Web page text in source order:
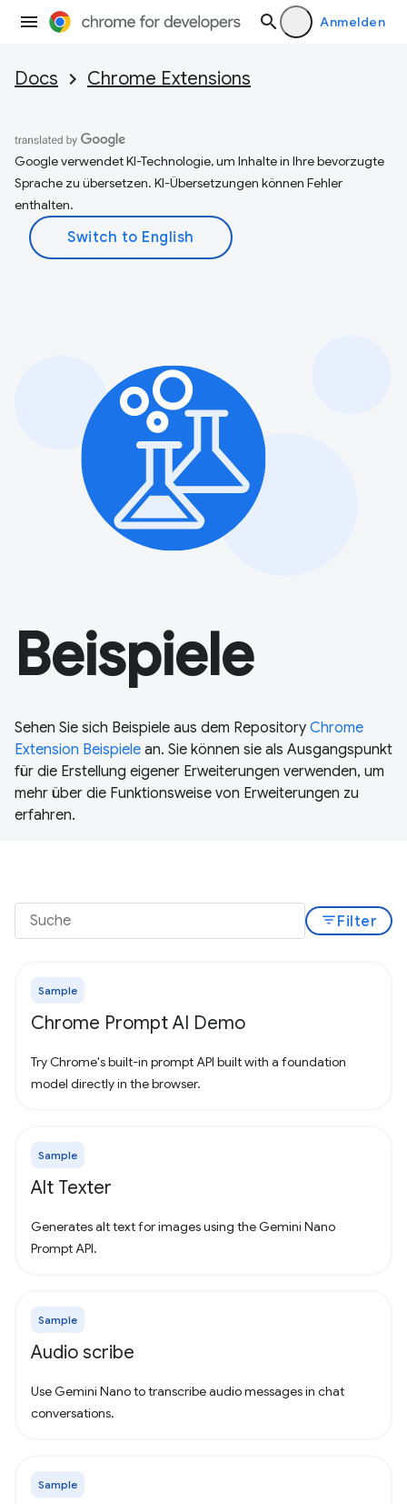
Anmelden
Docs Chrome Extensions
Google verwendet KI-Technologie, um Inhalte in Ihre bevorzugte
Sprache zu übersetzen. KI-Übersetzungen können Fehler
enthalten.
Beispiele
Sehen Sie sich Beispiele aus dem Repository Chrome
Extension Beispiele an. Sie können sie als Ausgangspunkt
für die Erstellung eigener Erweiterungen verwenden, um
mehr über die Funktionsweise von Erweiterungen zu
erfahren.
filter_listFilter
Sample
Chrome Prompt AI Demo
Try Chrome's built-in prompt API built with a foundation
model directly in the browser.
Sample
Alt Texter
Generates alt text for images using the Gemini Nano
Prompt API.
Sample
Audio scribe
Use Gemini Nano to transcribe audio messages in chat
conversations.
Sample